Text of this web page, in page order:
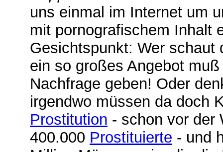
uns einmal im Internet um
mit pornografischem Inhalt
Gesichtspunkt: Wer schaut
ein so großes Angebot
Nachfrage geben! Oder
irgendwo müssen da doch
Prostitution - schon vor der
400.000 Prostituierte - und